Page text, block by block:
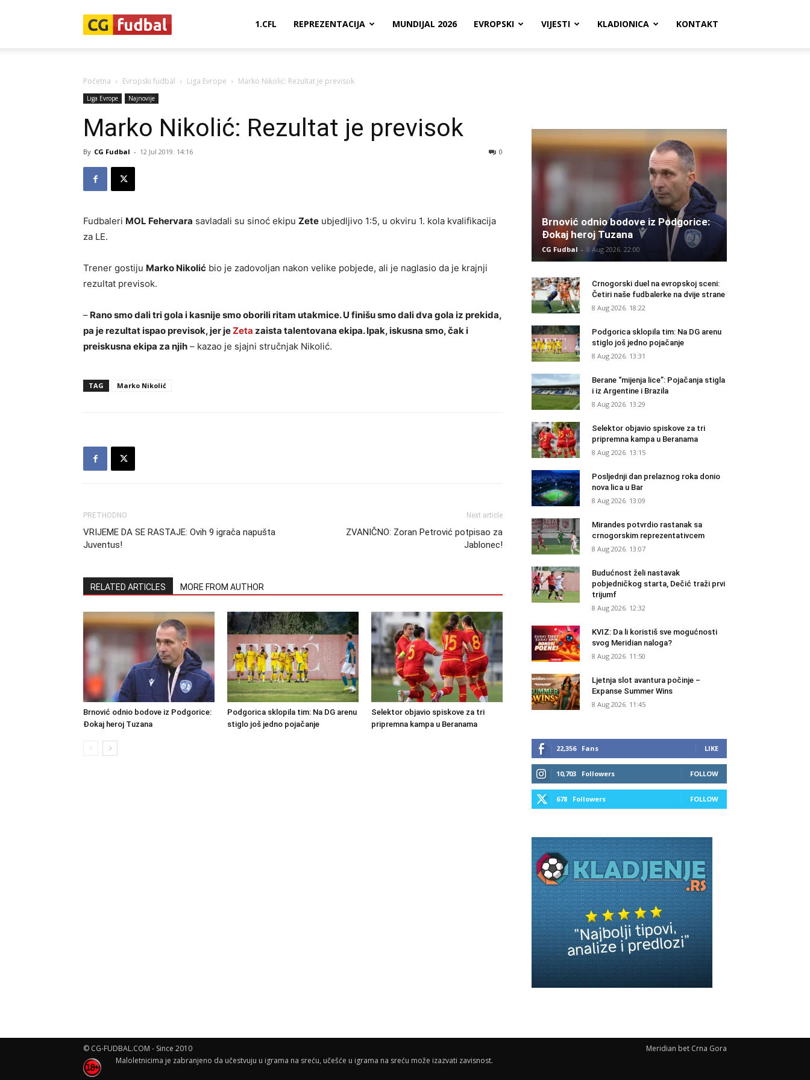
1.CFL REPREZENTACIJA MUNDIJAL 2026 EVROPSKI VIJESTI KLADIONICA KONTAKT
Početna Evropski fudbal Liga Evrope Marko Nikolić: Rezultat je previsok
Liga Evrope Najnovije
Marko Nikolić: Rezultat je previsok
By CG Fudbal - 12 Jul 2019. 14:16 0
Fudbaleri MOL Fehervara savladali su sinoć ekipu Zete ubjedljivo 1:5, u okviru 1. kola kvalifikacija
za LE.
Trener gostiju Marko Nikolić bio je zadovoljan nakon velike pobjede, ali je naglasio da je krajnji
rezultat previsok.
– Rano smo dali tri gola i kasnije smo oborili ritam utakmice. U finišu smo dali dva gola iz prekida,
pa je rezultat ispao previsok, jer jeZeta zaista talentovana ekipa. Ipak, iskusna smo, čak i
preiskusna ekipa za njih – kazao je sjajni stručnjak Nikolić.
TAG Marko Nikolić
PRETHODNO
VRIJEME DA SE RASTAJE: Ovih 9 igrača napušta
Juventus!
Next article
ZVANIČNO: Zoran Petrović potpisao za
Jablonec!
RELATED ARTICLES MORE FROM AUTHOR
Brnović odnio bodove iz Podgorice:
Đokaj heroj Tuzana
Podgorica sklopila tim: Na DG arenu
stiglo još jedno pojačanje
Selektor objavio spiskove za tri
pripremna kampa u Beranama
Brnović odnio bodove iz Podgorice:
Đokaj heroj Tuzana
CG Fudbal - 8 Aug 2026. 22:00
Crnogorski duel na evropskoj sceni:
Četiri naše fudbalerke na dvije strane
8 Aug 2026. 18:22
Podgorica sklopila tim: Na DG arenu
stiglo još jedno pojačanje
8 Aug 2026. 13:31
Berane “mijenja lice”: Pojačanja stigla
i iz Argentine i Brazila
8 Aug 2026. 13:29
Selektor objavio spiskove za tri
pripremna kampa u Beranama
8 Aug 2026. 13:15
Posljednji dan prelaznog roka donio
nova lica u Bar
8 Aug 2026. 13:09
Mirandes potvrdio rastanak sa
crnogorskim reprezentativcem
8 Aug 2026. 13:07
Budućnost želi nastavak
pobjedničkog starta, Dečić traži prvi
trijumf
8 Aug 2026. 12:32
KVIZ: Da li koristiš sve mogućnosti
svog Meridian naloga?
8 Aug 2026. 11:50
Ljetnja slot avantura počinje –
Expanse Summer Wins
8 Aug 2026. 11:45
22,356 Fans LIKE
10,703 Followers FOLLOW
678 Followers FOLLOW
Meridian bet Crna Gora
© CG-FUDBAL.COM - Since 2010
Maloletnicima je zabranjeno da učestvuju u igrama na sreću, učešće u igrama na sreću može izazvati zavisnost.